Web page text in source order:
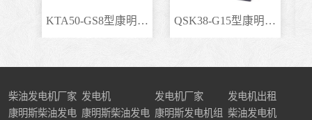
KTA50-GS8型康明斯柴.. QSK38-G15型康明斯柴..
柴油发电机厂家 发电机 发电机厂家
发电机出租
康明斯柴油发电 康明斯柴油发电 康明斯发电机组 柴油发电机